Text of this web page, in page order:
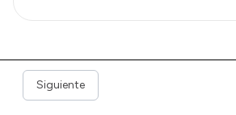
Siguiente